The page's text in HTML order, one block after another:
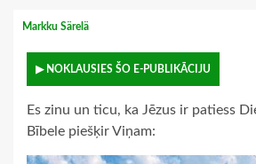
Markku Särelä
▶ NOKLAUSIES ŠO E-PUBLIKĀCIJU
Es zinu un ticu, ka Jēzus ir patiess
Bībele piešķir Viņam: